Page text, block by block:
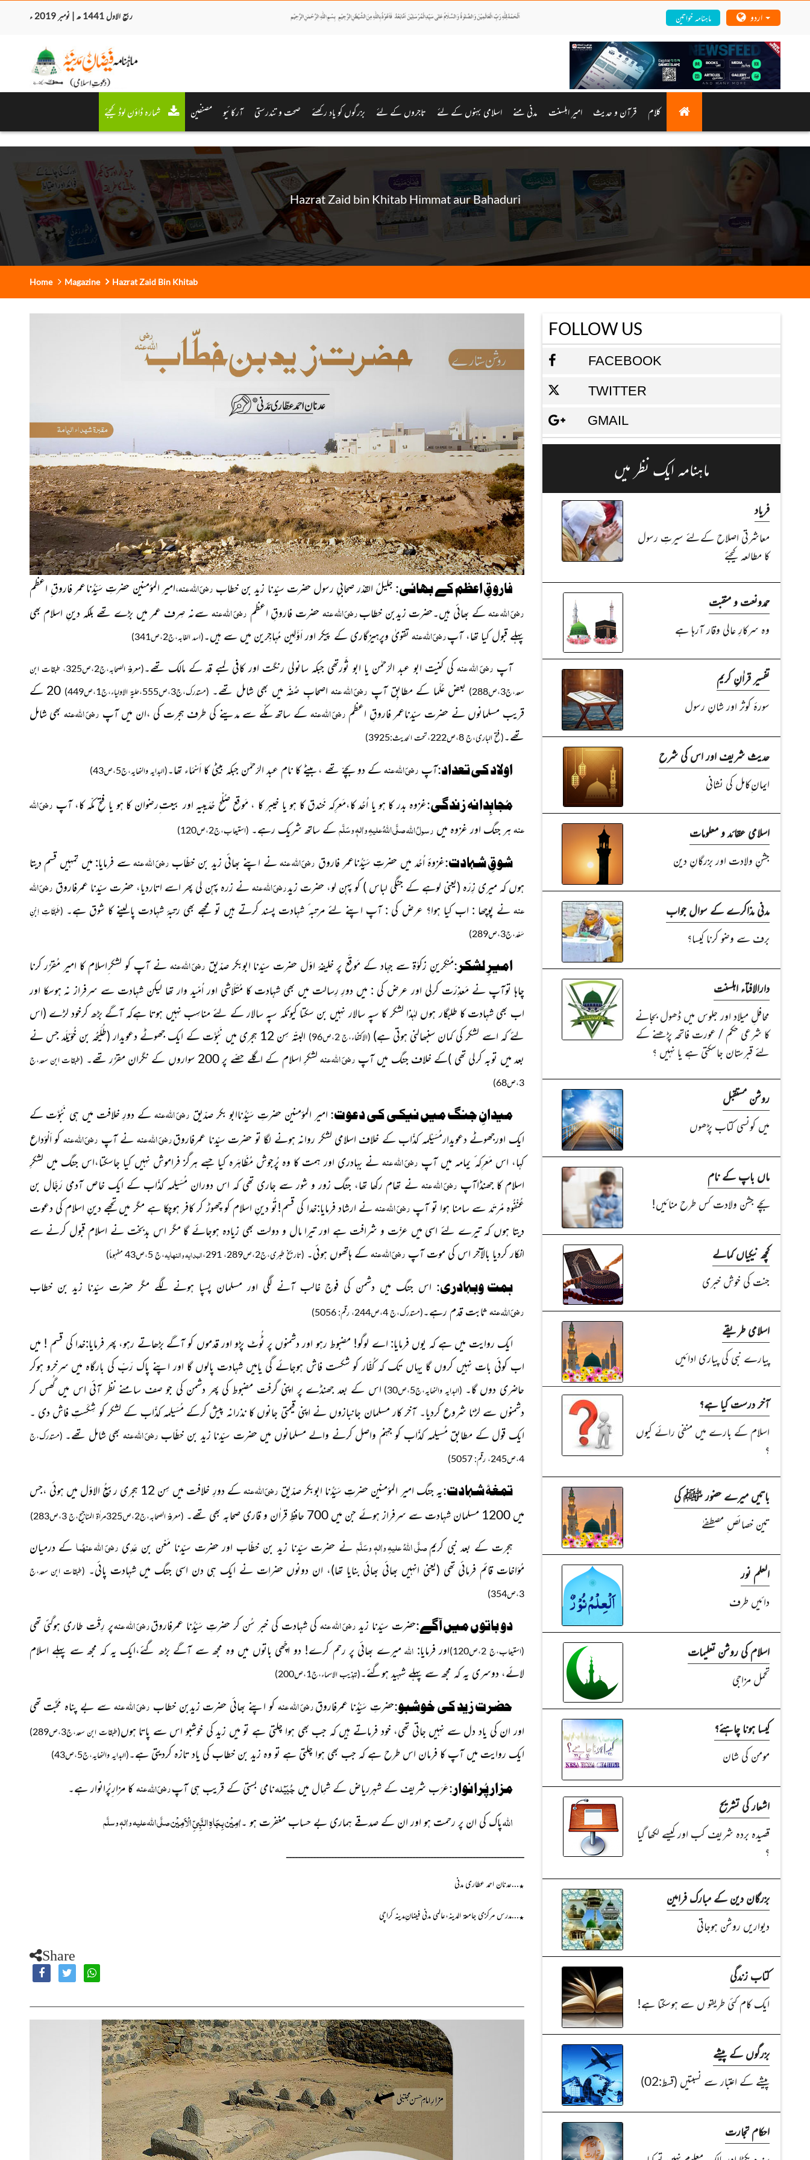
ربیع الاول 1441 ھ | نومبر 2019 ء ماہنامہ خواتین
کلام قرآن و حدیث امیرِ اہلسنت مدنی منے اسلامی بہنوں کے لئے تاجروں کے لئے بزرگوں کو یاد رکھئے صحت و تندرستی آرکائیو مصنفین شمارہ ڈاؤن لوڈ کیجئے
Hazrat Zaid bin Khitab Himmat aur Bahaduri
Home Magazine Hazrat Zaid Bin Khitab
فاروقِ اعظم کے بھائی: جلیلُ القدْر صحابیِ رسول حضرت سیّدنا زید بن خطاب رضیَ اللہ عنہ،امیر المؤمنین حضرتِ سَیِّدُناعمر فاروق ِ اعظم
رضیَ اللہ عنہکے بھائی ہیں۔حضرت زیدبن خطابرضیَ اللہ عنہحضرت فاروقِ اعظم رضیَ اللہ عنہسےنہ صِرف عمر میں بڑے تھے بلکہ دینِ اسلام بھی
پہلے قبول کیا تھا، آپرضیَ اللہ عنہتقویٰ وپرہیزگاری کے پیکر اور اَوَّلِین مُہاجِرین میں سے ہیں۔(اسد الغابہ،ج2،ص341)
آپ رضیَ اللہ عنہکی کنیت ابو عبد الرّحمٰن یا ابو ثَورتھی جبکہ سانولی رنگت اور کافی لمبے قد کے مالک تھے۔
(معرفۃ الصحابہ،ج2،ص325، طبقات ابن
سعد،ج3،ص288)
بعض عُلَما کے مطابِق آپ رضیَ اللہ عنہاصحابِِ صُفّہ میں بھی شامل تھے۔ (مستدرک،ج3،ص555،حلیۃ الاولیاء،ج1،ص449)
20 کے
قریب مسلمانوں نے حضرت سیّدناعمر فاروقِ اعظم رضیَ اللہ عنہکے ساتھ مکّے سے مدینے کی طرف ہجرت کی ،ان میں آپ رضیَ اللہ عنہ بھی شامل
تھے۔(فتح الباری،ج 8،ص222،تحت الحدیث:3925)
اولاد کی تعداد:آپ رضیَ اللہ عنہکے دو بچےّ تھے ،بیٹے کا نام عبد الرّحمٰن جبکہ بیٹی کا اَسْمَاء تھا۔(البدایہ والنھایہ،ج5،ص43)
مُجاہِدانہ زندگی:غزوہ بدر کا ہو یا اُحُد کا،مَعرِکہ خَندق کا ہو یا خیبر کا ، مَوقع صُلْح حُدَیبیہ اور بیعت ِرضوان کا ہو یا فتحِ مکّہ کا، آپ رضیَ اللہ
عنہہر جنگ اور غزوہ میں رسولُاللہصلَّی اللہُ علیہِ واٰلہٖ وسَلَّمکے ساتھ شریک رہے۔ (استیعاب،ج2،ص120)
شوقِ شہادت:غزوۂ اُحُد میں حضرتِ سَیِّدُناعمر فاروق رضیَ اللہ عنہنے اپنے بھائی زید بن خطّاب رضیَ اللہ عنہسے فرمایا: میں تمہیں قسم دیتا
ہوں کہ میری زِرَہ (یعنی لوہے کے جنگی لباس ) کو پہن لو، حضرت زیدرضیَ اللہ عنہنے زرہ پہن لی پھر اسے اتاردیا، حضرت سیّدنا عمرفاروق رضیَ اللہ
عنہنے پوچھا : اب کیا ہوا؟ عرض کی : آپ اپنے لئے مرتبہ ٔ شہادت پسند کرتے ہیں تو مجھے بھی رتبۂ شہادت پالینے کا شوق ہے۔ (طَبَقَاتِ اِبْنِ
سَعْد،ج3،ص289)
امیرِ لشکر:مُنکِرینِ زکوٰۃ سے جہاد کے مَوقَع پر خلیفۂ اوّل حضرت سیّدنا ابوبکر صدّیق رضیَ اللہ عنہنے آپ کو لشکر ِاسلام کا امیر مُقرَّر کرنا
چاہا توآپ نے مَعذِرَت کرلی اور عرض کی : میں دورِ رِسالت میں بھی شہادت کا مُتَلَاشی اور اُمّید وار تھا لیکن شہادت سے سرفراز نہ ہوسکا اور
اب بھی شہادت کا طلبگار ہوں لہٰذا لشکر کا سپہ سالار نہیں بن سکتا کیونکہ سپہ سالار کے لئے مناسِب نہیں ہوتا ہےکہ آگے بڑھ کرخود لڑے (اس
لئے کہ اسے لشکر کی کمان سنبھالنی ہوتی ہے) (الاکتفاء،ج 2،ص96) البتّہ سِن 12 ہجری میں نَبُوَّت کے ایک جھوٹے دعویدار
(طُلَیْحَہ بن خُوَیْلَد جس نے
بعد میں توبہ کرلی تھی )کے خلاف جنگ میں آپ رضیَ اللہ عنہلشکرِ اسلام کے اگلے حصّے پر 200 سواروں کے نگران مقرَّر تھے۔
(طبقات ابن سعد،ج
3،ص68)
میدانِ جنگ میں نیکی کی دعوت: امیر المؤمنین حضرتِ سَیِّدُناابو بکر صدّیق رضیَ اللہ عنہکے دورِ خلافت میں ہی نَبُوَّت کے
ایک اورجھوٹے دعویدارمُسَیْلِمہ کذّاب کے خلاف اسلامی لشکر روانہ ہونے لگا تو حضرت سیّدنا عمرفاروقرضیَ اللہ عنہنے آپ رضیَ اللہ عنہ کو اَلْوَداع
کہا، اس مَعرِکہ ٔ یمامہ میں آپ رضیَ اللہ عنہنے بہادری اور ہمت کا وہ پُرجوش مُظَاہَرہ کیا جسے ہرگز فراموش نہیں کیا جاسکتا،اس جنگ میں لشکرِ
اسلام کا جھنڈاآپ رضیَ اللہ عنہنے تھام رکھا تھا، جنگ زور و شور سے جاری تھی کہ اس دوران مُسَیلِمہ کذّاب کے ایک خاص آدمی رَجَّال بن
عُنْفُوہ مُرتَد سے سامنا ہوا تو آپ رضیَ اللہ عنہنے ارشاد فرمایا:خدا کی قسم!تُو دینِ اسلام کو چھوڑ کر کافر ہوچکا ہے مگر میں تجھے دینِ اسلام کی دعوت
دیتا ہوں کہ تیرے لئے اسی میں عزّت و شرافت ہے اور تیرا مال و دولت بھی زیادہ ہوجائے گا مگر اس بدبخت نے اسلام قبول کرنے سے
انکار کردیا بالآخِر اس کی موت آپ رضیَ اللہ عنہکے ہاتھوں ہوئی۔ (تاریخ طبری،ج2،ص289، 291، البدایہ والنھایہ،ج 5،ص43 مفہوماً)
ہمت وبہادری: اس جنگ میں دشمن کی فوج غالب آنے لگی اور مسلمان پسپا ہونے لگے مگر حضرت سیّدنا زید بن خطاب
رضیَاللہعنہثابت قدم رہے۔(مستدرک،ج 4،ص244، رقم: 5056)
ایک روایت میں ہے کہ یوں فرمایا: اے لوگو! مضبوط رہو اور دشمنوں پر ٹُوٹ پڑو اور قدموں کو آگے بڑھاتے رہو، پھر فرمایا:خدا کی قسم ! میں
اب کوئی بات نہیں کروں گا یہاں تک کہ کُفّار کو شکست فاش ہوجائے گی یامیں شہادت پالوں گا اور اپنے پاک رَبّ کی بارگاہ میں سرخرو ہوکر
حاضری دوں گا۔ (البدایہ والنھایہ،ج5،ص30)
اس کے بعد جھنڈے پر اپنی گرفت مضبوط کی پھر دشمن کی جو صف سامنے نظر آئی اس میں گُھس کر
دشمنوں سے لڑنا شروع کردیا۔ آخر کار مسلمان جانبازوں نے اپنی قیمتی جانوں کا نذرانہ پیش کرکے مُسَیلِمہ کذّاب کے لشکر کو شِکَستِ فاش دی ۔
ایک قول کے مطابق مُسیلِمہ کذّاب کو جہنم واصل کرنے والے مسلمانوں میں حضرت سیّدنا زید بن خطّاب رضیَ اللہ عنہ بھی شامل تھے۔ (مستدرک،ج
4،ص245، رقم: 5057)
تمغۂ شہادت:یہ جنگ امیر المؤمنین حضرتِ سَیِّدُنا ابوبکر صدّیق رضیَ اللہ عنہ
کے دورِ خلافت میں سِن 12 ہجری ربیعُ الاوّل میں ہوئی ،جس
میں 1200 مسلمان شہادت سے سرفراز ہوئے جن میں 700 حافظِ قراٰن و قاری صحابہ بھی تھے۔
(معرفۃ الصحابہ،ج2،ص325مراٰۃ المناجیح،ج 3،ص283)
ہجرت کے بعد نبی کریمصلَّی اللہُ علیہِ واٰلہٖ وسَلَّم نے حضرت سیّدنا زید بن خطّاب اور حضرت سیّدنا مَعْن بن عَدِی رضیَ اللہ عنہُماکے درمیان
مُوَاخات قائم فرمائی تھی (یعنی انہیں بھائی بھائی بنایا تھا)، ان دونوں حضرات نے ایک ہی دن اسی جنگ میں شہادت پائی۔ (طبقات ابن سعد،ج
3،ص354)
دو باتوں میں آگے:حضرت سیّدنا زیدرضیَ اللہ عنہکی شہادت کی خبر سُن کر حضرتِ سَیِّدُنا عمرفاروقرضیَ اللہ عنہپر رِقّت طاری ہوگئی تھی
(استیعاب،ج 2،ص120) اور فرمایا: اللہمیرے بھائی پر رحم کرے! دو اچّھی باتوں میں وہ مجھ سے آگے بڑھ گئے،ایک یہ کہ مجھ سے پہلے اسلام
لائے، دوسری یہ کہ مجھ سے پہلے شہید ہوگئے۔(تہذیب الاسماء،ج1،ص200)
حضرت زید کی خوشبو:حضرتِ سَیِّدُنا عمرفاروقرضیَ اللہ عنہ کو اپنے بھائی حضرت زیدبن خطاب رضیَ اللہ عنہسے بے پناہ مَحَبَّت تھی
اور ان کی یاد دل سے نہیں جاتی تھی، خود فرماتے ہیں کہ جب بھی ہوا چلتی ہے تو میں زید کی خوشبو اس سے پاتا ہوں(طبقات ابن سعد،ج3،ص289)
ایک روایت میں آپ کا فرمان اس طرح ہے کہ جب بھی ہوا چلتی ہے تو وہ زید بن خطاب کی یاد تازہ کردیتی ہے۔(البدایہ والنھایہ،ج5،ص43)
مزار پُرانوار:عَرَب شریف کے شہرریاض کے شمِال میں جُبَیْلہنامی بستی کے قریب ہی آپرضیَاللہعنہکا مزار ِپُرانوار ہے۔
اللہپاک کی ان پر رحمت ہو اور ان کے صدقے ہماری بے حساب مغفرت ہو ۔اٰمِیْن بِجَاہِ النَّبِیِّ الْاَمِیْنصلَّی اللہ علیہ واٰلہٖ وسلَّم
ـــــــــــــــــــــــــــــــــــــــــــــــــــــــــــــــــــــــــــــــ
٭…عدنان احمد عطاری مدنی
٭…مدرس مرکزی جامعۃ المدینہ،عالمی مدنی فیضان ِمدینہ کراچی
Share
FOLLOW US
FACEBOOK
TWITTER
GMAIL
ماہنامہ ایک نظر میں
فریاد
معاشرتی اصلاح کےلئے سیرتِ رسول
کا مطالعہ کیجئے
حمدونعت و منقبت
وہ سرکارِ عالی وقار آرہا ہے
تفسیر قراٰنِ کریم
سورۂ کوثر اور شانِ رسول
حدیث شریف اور اس کی شرح
ایمان ِکامل کی نشانی
اسلامی عقائد و معلومات
جشنِ ولادت اور بزرگانِ دین
مدنی مذاکرے کے سوال جواب
برف سے وضو کرنا کیسا؟
دارالافتاء اہلسنت
محافلِ میلاد اور جلوس میں ڈھول بجانے
کا شرعی حکم / عورت فاتحہ پڑھنے کے
لئے قبرستان جاسکتی ہے یا نہیں ؟
روشن مستقبل
میں کونسی کتاب پڑھوں
ماں باپ کے نام
بچے جشن ولادت کس طرح منائیں!
کچھ نیکیاں کمالے
جنت کی خوش خبری
اسلامی طریقے
پیارے نبی کی پیاری ادائیں
آخر درست کیا ہے؟
اسلام کے بارے میں منفی رائے کیوں
؟
باتیں میرے حضور ﷺ کی
تین خصائص ِ مصطفےٰ
العلم نور
دائیں طرف
اسلام کی روشن تعلیمات
تحمل مزاجی
کیسا ہونا چاہئے؟
مومن کی شان
اشعار کی تشریح
قصیدہ بردہ شریف کب اور کیسے لکھا گیا
؟
بزرگان دین کے مبارک فرامین
دیواریں روشن ہوجاتی
کتاب زندگی
ایک کام کئی طریقو ں سے ہوسکتا ہے!
بزرگوں کے پیشے
پیشے کے اعتبار سے نسبتیں (قسط:02)
احکام تجارت